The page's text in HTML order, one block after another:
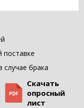
поставке
случае брака
Скачать
опросный
лист